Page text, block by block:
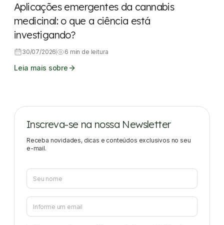
Aplicações emergentes da cannabis
medicinal: o que a ciência está
investigando?
30/07/2026 6 min de leitura
Leia mais sobre
Inscreva-se na nossa Newsletter
Receba novidades, dicas e conteúdos exclusivos no seu
e-mail.